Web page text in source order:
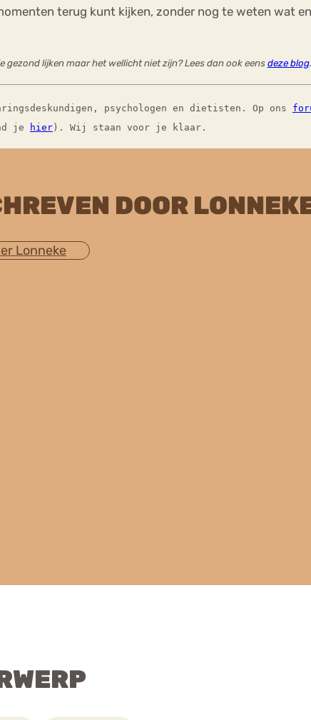
terug kunt kijken, zonder nog te weten wat
gezond lijken maar het wellicht niet zijn? Lees dan ook eensdeze blog.
psychologen en dietisten. Op ons
je hier ). Wij staan voor je klaar.
DOOR
Lonneke